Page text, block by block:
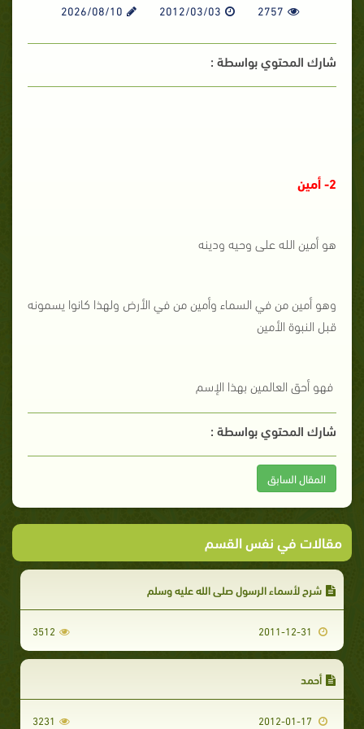
2757
2012/03/03
2026/08/10
شارك المحتوي بواسطة :
2- أمين
هو أمين الله على وحيه ودينه
وهو أمين من في السماء وأمين من في الأرض ولهذا كانوا يسمونه
قبل النبوة الأمين
فهو أحق العالمين بهذا الإسم
شارك المحتوي بواسطة :
المقال السابق
مقالات في نفس القسم
شرح لأسماء الرسول صلى الله عليه وسلم
3512
أحمد
3231